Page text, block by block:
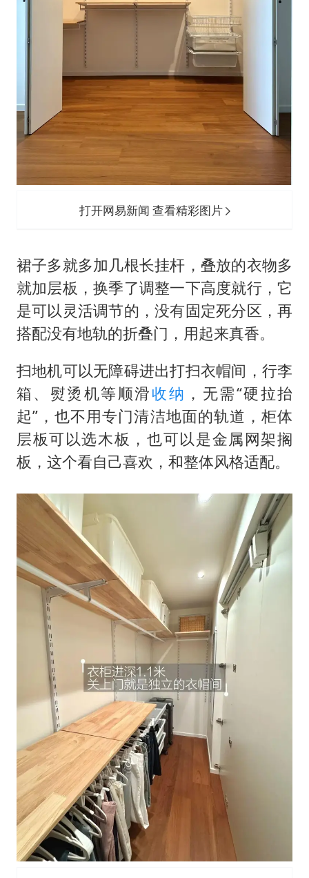
打开网易新闻 查看精彩图片
裙子多就多加几根长挂杆，叠放的衣物多
就加层板，换季了调整一下高度就行，它
是可以灵活调节的，没有固定死分区，再
搭配没有地轨的折叠门，用起来真香。
扫地机可以无障碍进出打扫衣帽间，行李
箱、熨烫机等顺滑收纳 ，无需“硬拉抬
起”，也不用专门清洁地面的轨道，柜体
层板可以选木板，也可以是金属网架搁
板，这个看自己喜欢，和整体风格适配。